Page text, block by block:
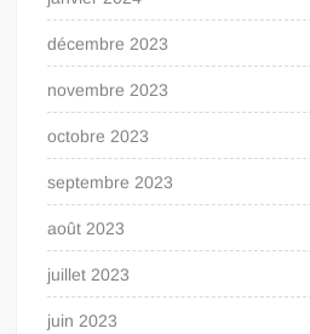
décembre 2023
novembre 2023
octobre 2023
septembre 2023
août 2023
juillet 2023
juin 2023